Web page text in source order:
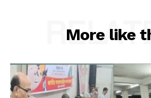
More like